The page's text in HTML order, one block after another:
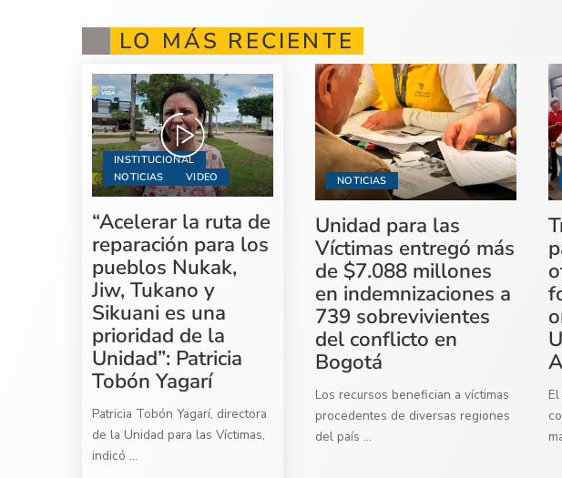
LO MÁS RECIENTE
INSTITUCIONAL
NOTICIAS
VIDEO
“Acelerar la ruta de
reparación para los
pueblos Nukak,
Jiw, Tukano y
Sikuani es una
prioridad de la
Unidad”: Patricia
Tobón Yagarí
Patricia Tobón Yagarí, directora
de la Unidad para las Víctimas,
indicó ...
NOTICIAS
Unidad para las
Víctimas entregó más
de $7.088 millones
en indemnizaciones a
739 sobrevivientes
del conflicto en
Bogotá
Los recursos benefician a víctimas
procedentes de diversas regiones
del país ...